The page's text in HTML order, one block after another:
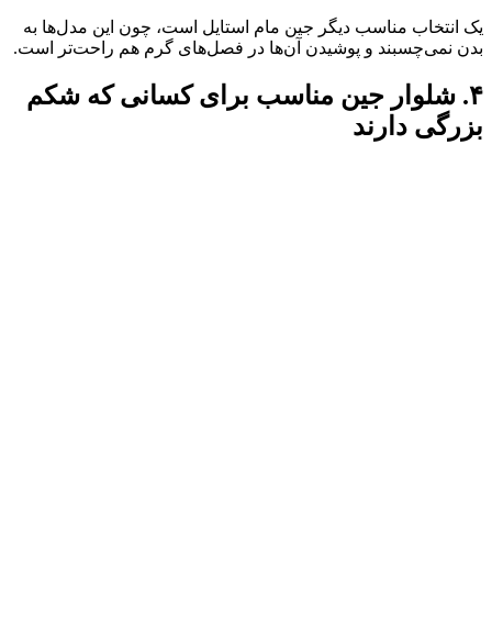
یک انتخاب مناسب دیگر جین مام استایل است، چون این مدل‌ها به
بدن نمی‌چسبند و پوشیدن آن‌ها در فصل‌های گرم هم راحت‌تر است.
۴. شلوار جین مناسب برای کسانی‌ که شکم
بزرگی دارند